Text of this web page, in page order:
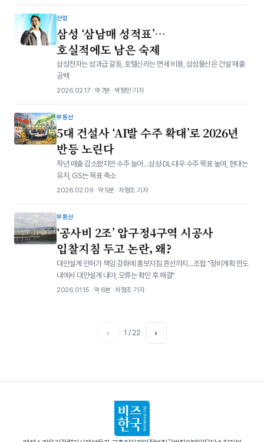
산업
삼성 ‘삼남매 성적표’…
호실적에도 남은 숙제
삼성전자는 성과급 갈등, 호텔신라는 면세 비용, 삼성물산은 건설 매출
공백
2026.02.17 · 약 7분 · 박형민 기자
부동산
5대 건설사 ‘AI발 수주 확대’로 2026년
반등 노린다
작년 매출 감소했지만 수주 늘어…삼성·DL·대우 수주 목표 높여, 현대는
유지, GS는 목표 축소
2026.02.09 · 약 5분 · 차형조 기자
부동산
‘공사비 2조’ 압구정4구역 시공사
입찰지침 두고 논란, 왜?
대안설계 인허가 책임 강화에 홍보지침 혼선까지…조합 "정비계획 한도
내에서 대안설계 내야, 오류는 확인 후 해결"
2026.01.15 · 약 6분 · 차형조 기자
‹ 1 / 22 ›